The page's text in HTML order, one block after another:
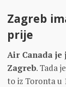
Zagreb
prije
Air Canada je
Zagreb. Tada
to iz Toronta u